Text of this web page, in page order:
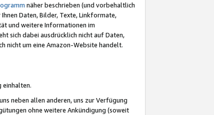
näher beschrieben (und vorbehaltlich
Daten, Bilder, Texte, Linkformate,
und weitere Informationen im
sich dabei ausdrücklich nicht auf Daten,
nicht um eine Amazon-Website handelt.
einhalten.
neben allen anderen, uns zur Verfügung
ohne weitere Ankündigung (soweit